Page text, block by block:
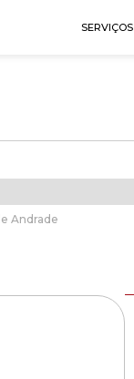
SERVIÇOS
Andrade